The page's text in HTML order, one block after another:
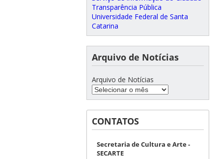
Transparência Pública
Universidade Federal de Santa
Catarina
Arquivo de Notícias
Arquivo de Notícias
CONTATOS
Secretaria de Cultura e Arte -
SECARTE